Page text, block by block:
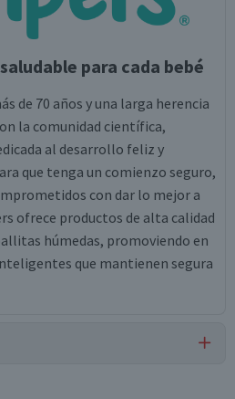
para cada bebé
de 70 años y una larga herencia
la comunidad científica,
al desarrollo feliz y
que tenga un comienzo seguro,
con dar lo mejor a
ofrece productos de alta calidad
húmedas, promoviendo en
que mantienen segura